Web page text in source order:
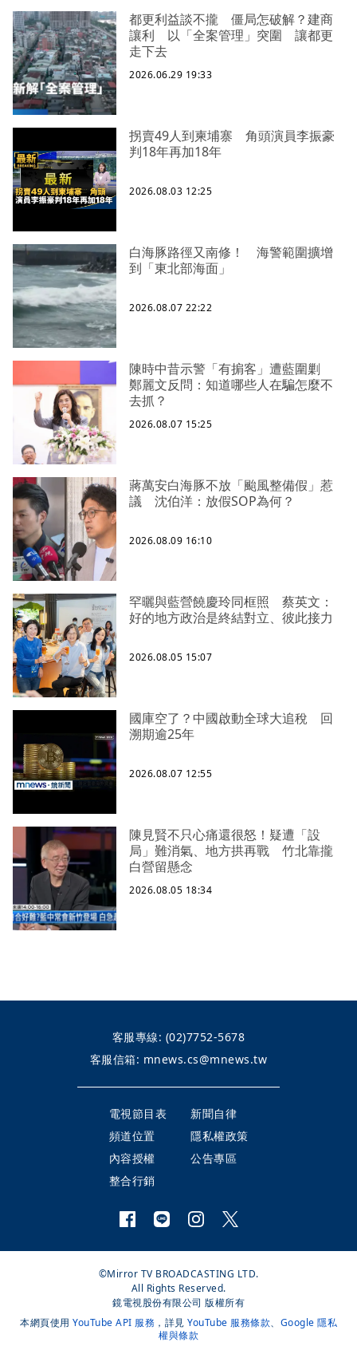
都更利益談不攏 僵局怎破解？建商
讓利 以「全案管理」突圍 讓都更
走下去
2026.06.29 19:33
拐賣49人到柬埔寨 角頭演員李振豪
判18年再加18年
2026.08.03 12:25
白海豚路徑又南修！ 海警範圍擴增
到「東北部海面」
2026.08.07 22:22
陳時中昔示警「有掮客」遭藍圍剿
鄭麗文反問：知道哪些人在騙怎麼不
去抓？
2026.08.07 15:25
蔣萬安白海豚不放「颱風整備假」惹
議 沈伯洋：放假SOP為何？
2026.08.09 16:10
罕曬與藍營饒慶玲同框照 蔡英文：
好的地方政治是終結對立、彼此接力
2026.08.05 15:07
國庫空了？中國啟動全球大追稅 回
溯期逾25年
2026.08.07 12:55
陳見賢不只心痛還很怒！疑遭「設
局」難消氣、地方拱再戰 竹北靠攏
白營留懸念
2026.08.05 18:34
客服專線: (02)7752-5678
客服信箱: mnews.cs@mnews.tw
電視節目表
新聞自律
頻道位置
隱私權政策
內容授權
公告專區
整合行銷
©Mirror TV BROADCASTING LTD.
All Rights Reserved.
鏡電視股份有限公司 版權所有
本網頁使用 YouTube API 服務 ，詳見 YouTube 服務條款、 Google 隱私
權與條款